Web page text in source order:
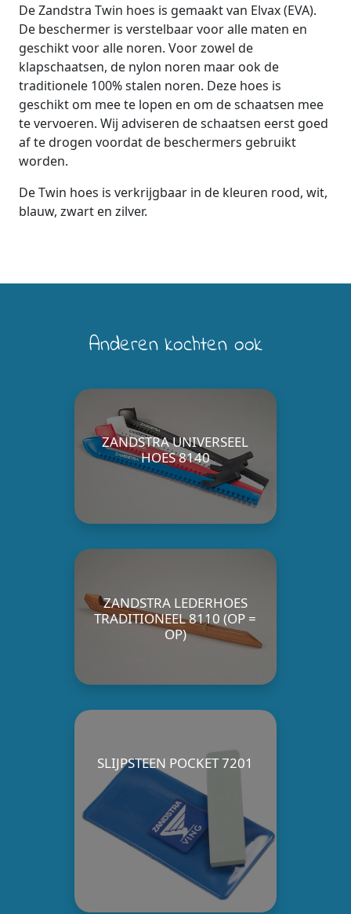
De Zandstra Twin hoes is gemaakt van Elvax (EVA).
De beschermer is verstelbaar voor alle maten en
geschikt voor alle noren. Voor zowel de
klapschaatsen, de nylon noren maar ook de
traditionele 100% stalen noren. Deze hoes is
geschikt om mee te lopen en om de schaatsen mee
te vervoeren. Wij adviseren de schaatsen eerst goed
af te drogen voordat de beschermers gebruikt
worden.
De Twin hoes is verkrijgbaar in de kleuren rood, wit,
blauw, zwart en zilver.
Anderen kochten ook
ZANDSTRA UNIVERSEEL
HOES 8140
ZANDSTRA LEDERHOES
TRADITIONEEL 8110 (OP =
OP)
SLIJPSTEEN POCKET 7201